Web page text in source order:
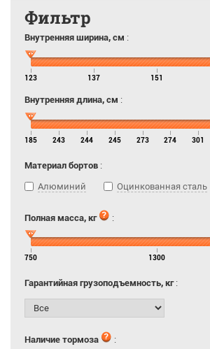
Фильтр
Внутренняя ширина, см :
123 137 151
Внутренняя длина, см :
185 243 244 245 273 274 301
Материал бортов :
Алюминий
Оцинкованная сталь
Полная масса, кг :
750 1300
Гарантийная грузоподъемность, кг:
Наличие тормоза
: